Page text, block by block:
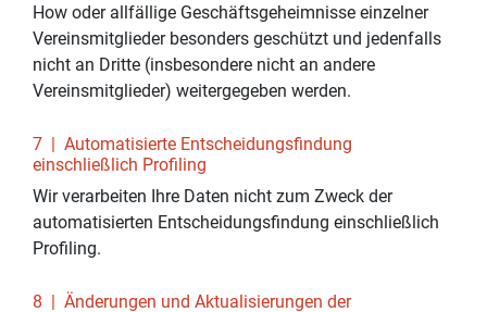
How oder allfällige Geschäftsgeheimnisse einzelner
Vereinsmitglieder besonders geschützt und jedenfalls
nicht an Dritte (insbesondere nicht an andere
Vereinsmitglieder) weitergegeben werden.
7 | Automatisierte Entscheidungsfindung
einschließlich Profiling
Wir verarbeiten Ihre Daten nicht zum Zweck der
automatisierten Entscheidungsfindung einschließlich
Profiling.
8 | Änderungen und Aktualisierungen der